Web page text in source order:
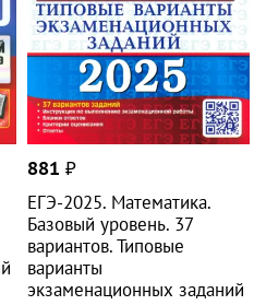
881₽
ЕГЭ-2025. Математика.
Базовый уровень. 37
вариантов. Типовые
варианты
экзаменационных заданий
Ященко, Семенко,Хованская
Экзамен:ЕГЭ Тесты от